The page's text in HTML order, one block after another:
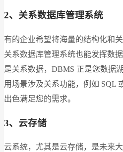
2、关系数据库管理系统
有的企业希望将海量的结构化和
关系数据库管理系统也能发挥数
是关系数据，DBMS 正是您数据
用场景涉及关系功能，例如 SQL
出色满足您的需求。
3、云存储
云系统，尤其是云存储，是未来